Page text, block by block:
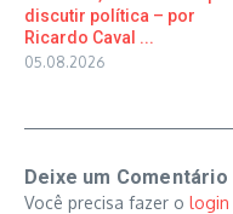
discutir política – por
Ricardo Caval ...
05.08.2026
Deixe um Comentário
Você precisa fazer o login